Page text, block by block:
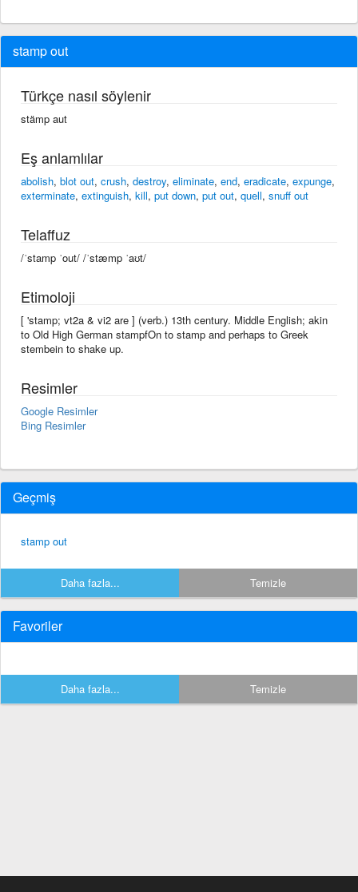
stamp out
Türkçe nasıl söylenir
stämp aut
Eş anlamlılar
abolish, blot out, crush, destroy, eliminate, end, eradicate, expunge,
exterminate, extinguish, kill, put down, put out, quell, snuff out
Telaffuz
/ˈstamp ˈout/ /ˈstæmp ˈaʊt/
Etimoloji
[ 'stamp; vt2a & vi2 are ] (verb.) 13th century. Middle English; akin
to Old High German stampfOn to stamp and perhaps to Greek
stembein to shake up.
Resimler
Google Resimler
Bing Resimler
Geçmiş
stamp out
Daha fazla... Temizle
Favoriler
Daha fazla... Temizle